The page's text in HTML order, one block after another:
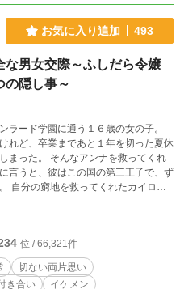
お気に入り追加 493
男女交際～ふしだら令嬢
の隠し事～
ラード学園に通う１６歳の女の子。
れど、卒業まであと１年を切った夏休
まった。 そんなアンナを救ってくれ
言うと、彼はこの国の第三王子で、ず
、きっとカ
れると思いきや、取引を持ち掛けられ
女
詰めたり取ったり、時々トラブルに見
位 / 66,321件
切ない両片思い
き合い
イケメン